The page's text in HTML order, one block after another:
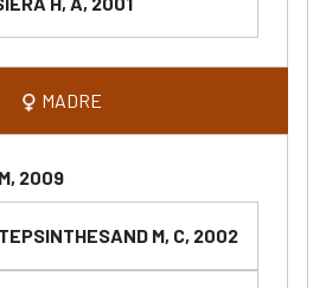
MADRE
2009
M, C, 2002